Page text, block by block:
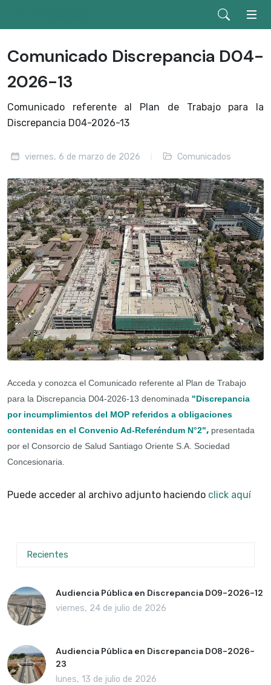
Comunicado Discrepancia D04-
2026-13
Comunicado referente al Plan de Trabajo para la
Discrepancia D04-2026-13
viernes, 6 de marzo de 2026 Comunicados
Acceda y conozca el Comunicado referente al Plan de Trabajo
para la Discrepancia D04-2026-13 denominada "Discrepancia
por incumplimientos del MOP referidos a obligaciones
contenidas en el Convenio Ad-Referéndum N°2", presentada
por el Consorcio de Salud Santiago Oriente S.A. Sociedad
Concesionaria.
Puede acceder al archivo adjunto haciendo click aquí
Recientes
Audiencia Pública en Discrepancia D09-2026-12
viernes, 24 de julio de 2026
Audiencia Pública en Discrepancia D08-2026-
23
lunes, 13 de julio de 2026